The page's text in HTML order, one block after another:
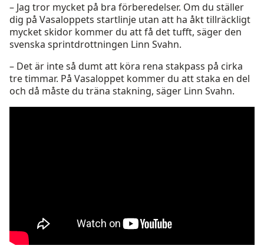
– Jag tror mycket på bra förberedelser. Om du ställer
dig på Vasaloppets startlinje utan att ha åkt tillräckligt
mycket skidor kommer du att få det tufft, säger den
svenska sprintdrottningen Linn Svahn.
– Det är inte så dumt att köra rena stakpass på cirka
tre timmar. På Vasaloppet kommer du att staka en del
och då måste du träna stakning, säger Linn Svahn.